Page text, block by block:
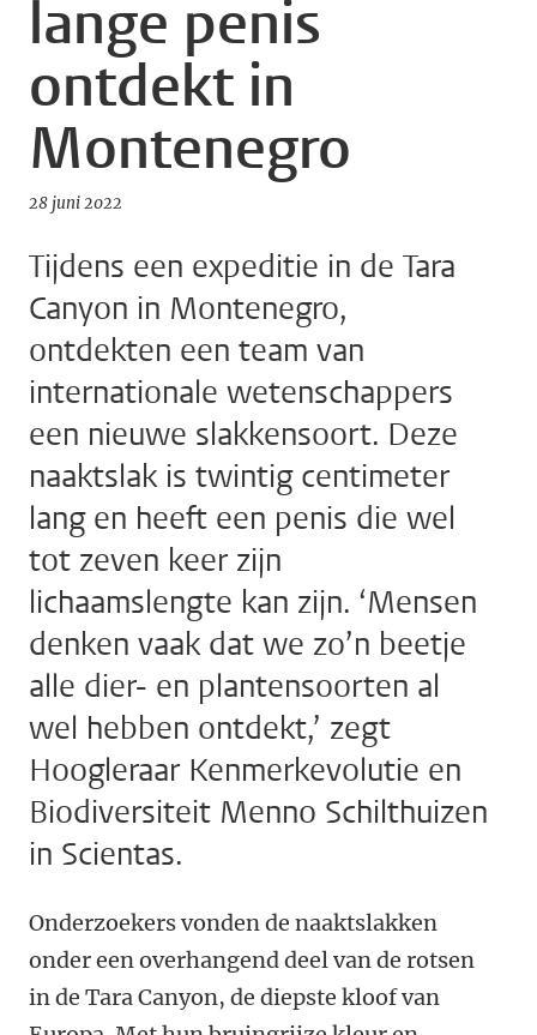
lange penis
ontdekt in
Montenegro
28 juni 2022
Tijdens een expeditie in de Tara
Canyon in Montenegro,
ontdekten een team van
internationale wetenschappers
een nieuwe slakkensoort. Deze
naaktslak is twintig centimeter
lang en heeft een penis die wel
tot zeven keer zijn
lichaamslengte kan zijn. ‘Mensen
denken vaak dat we zo’n beetje
alle dier- en plantensoorten al
wel hebben ontdekt,’ zegt
Hoogleraar Kenmerkevolutie en
Biodiversiteit Menno Schilthuizen
in Scientas.
Onderzoekers vonden de naaktslakken
onder een overhangend deel van de rotsen
in de Tara Canyon, de diepste kloof van